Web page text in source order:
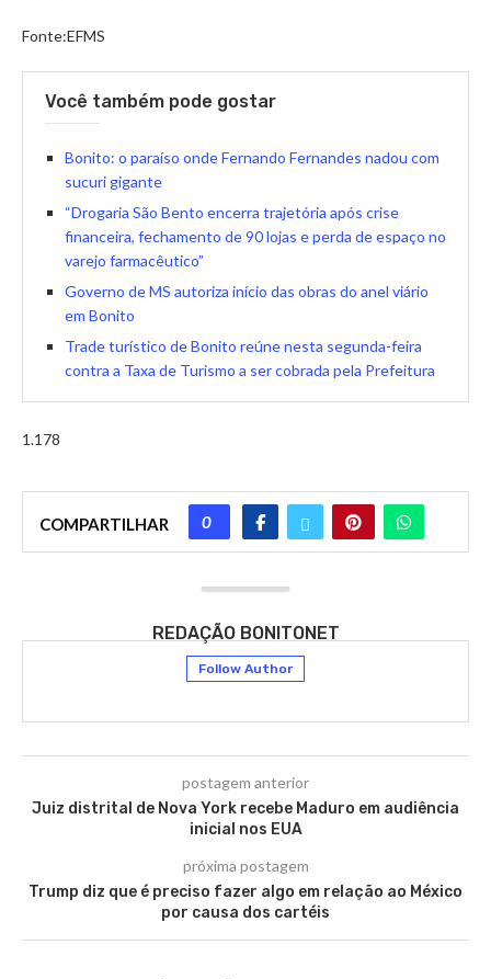
Fonte:EFMS
Você também pode gostar
Bonito: o paraíso onde Fernando Fernandes nadou com
sucuri gigante
“Drogaria São Bento encerra trajetória após crise
financeira, fechamento de 90 lojas e perda de espaço no
varejo farmacêutico”
Governo de MS autoriza início das obras do anel viário
em Bonito
Trade turístico de Bonito reúne nesta segunda-feira
contra a Taxa de Turismo a ser cobrada pela Prefeitura
1.178
COMPARTILHAR 0
REDAÇÃO BONITONET
Follow Author
postagem anterior
Juiz distrital de Nova York recebe Maduro em audiência
inicial nos EUA
próxima postagem
Trump diz que é preciso fazer algo em relação ao México
por causa dos cartéis